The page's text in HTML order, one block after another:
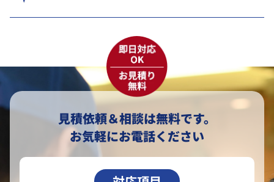
見積依頼＆相談は無料です。
お気軽にお電話ください